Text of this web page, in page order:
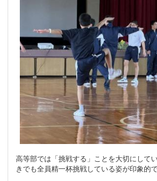
高等部では「挑戦する」ことを大切にして
きでも全員精一杯挑戦している姿が印象的で